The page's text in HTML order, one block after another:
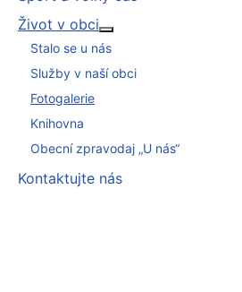
Život v obci
Stalo se u nás
Služby v naší obci
Fotogalerie
Knihovna
Obecní zpravodaj „U nás“
Kontaktujte nás